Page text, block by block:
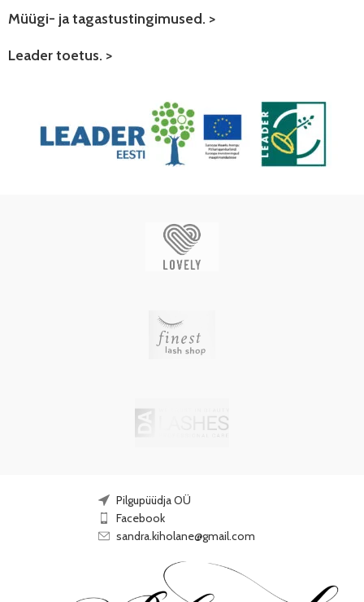
Müügi- ja tagastustingimused. >
Leader toetus. >
Pilgupüüdja OÜ
Facebook
sandra.kiholane@gmail.com